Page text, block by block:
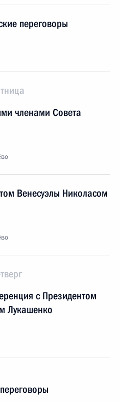
переговоры
членами Совета
Венесуэлы Николасом
с Президентом
Лукашенко